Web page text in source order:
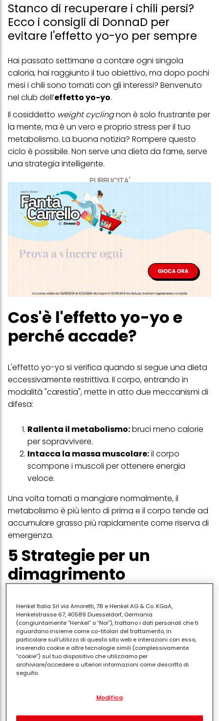
Stanco di recuperare i chili persi?
Ecco i consigli di DonnaD per
evitare l'effetto yo-yo per sempre
PUBBLICITA'
Hai passato settimane a contare ogni singola
caloria, hai raggiunto il tuo obiettivo, ma dopo pochi
mesi i chili sono tornati con gli interessi? Benvenuto
nel club dell’effetto yo-yo.
Il cosiddetto weight cyclingnon è solo frustrante per
la mente, ma è un vero e proprio stress per il tuo
metabolismo. La buona notizia? Rompere questo
ciclo è possibile. Non serve una dieta da fame, serve
una strategia intelligente.
Cos'è l'effetto yo-yo e
perché accade?
L'effetto yo-yo si verifica quando si segue una dieta
eccessivamente restrittiva. Il corpo, entrando in
modalità "carestia", mette in atto due meccanismi di
difesa:
Rallenta il metabolismo:bruci meno calorie
per sopravvivere.
Intacca la massa muscolare:il corpo
scompone i muscoli per ottenere energia
veloce.
Una volta tornati a mangiare normalmente, il
metabolismo è più lento di prima e il corpo tende ad
accumulare grasso più rapidamente come riserva di
emergenza.
5 Strategie per un
dimagrimento
Per perdere peso e, soprattutto,mantenerlo , ecco i
pilastri su cui devi costruire il tuo nuovo stile di vita:
Evita i tagli calorici drastici
punta a un deficit moderato. Un taglio di circa
"punto dolce" per perdere grasso senza allarmare il
Henkel Italia Srl via Amoretti, 78 e Henkel AG & Co. KGaA,
Henkelstrasse 67, 40589 Duesseldorf, Germania
(congiuntamente “Henkel” o “Noi”), trattano i dati personali che ti
riguardano insieme come co-titolari del trattamento, in
particolare sull'utilizzo di questo sito web e interazioni con esso,
inserendo cookie e altre tecnologie simili (complessivamente
“cookie”) sul tuo dispositivo che utilizziamo per
archiviare/accedere a ulteriori informazioni come descritto di
seguito.
separati o co-titolari come indicato nella nostra Informativa sulla
pixel, impronte digitali e tecnologie simili" utilizzeremo anche
Modifica